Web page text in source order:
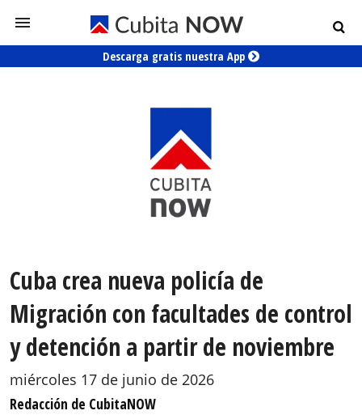
Descarga gratis nuestra App
Cuba crea nueva policía de
Migración con facultades de control
y detención a partir de noviembre
miércoles 17 de junio de 2026
Redacción de CubitaNOW